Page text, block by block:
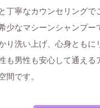
丁寧なカウンセリングで
少なマシーンシャンプー
り洗い上げ、心身ともに
も男性も安心して通える
間です。